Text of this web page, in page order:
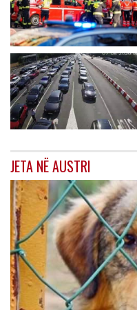
JETA NË AUSTRI